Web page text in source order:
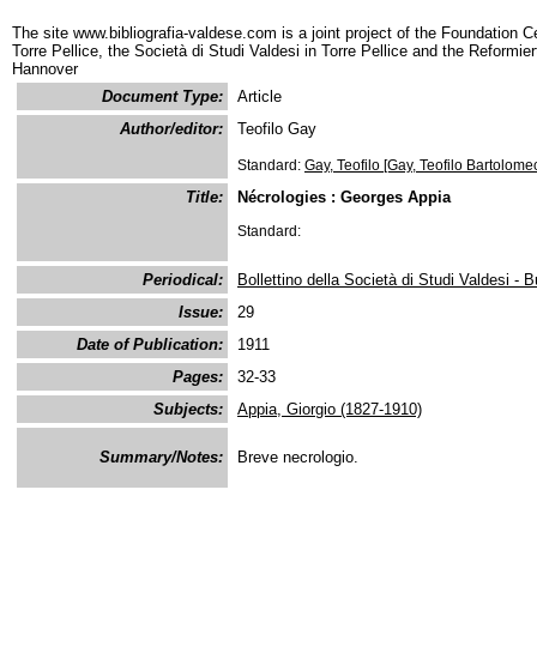
The site www.bibliografia-valdese.com is a joint project of the Foundation
Torre Pellice, the Società di Studi Valdesi in Torre Pellice and the
Hannover
Document Type:
Article
Author/editor:
Teofilo Gay
Standard: Gay, Teofilo [Gay, Teofilo
Title: Nécrologies : Georges Appia
Standard:
Periodical:
Bollettino della Società di Studi Valdesi -
Issue:
29
Date of Publication:
1911
Pages:
32-33
Subjects:
Appia, Giorgio (1827-1910)
Summary/Notes: Breve necrologio.